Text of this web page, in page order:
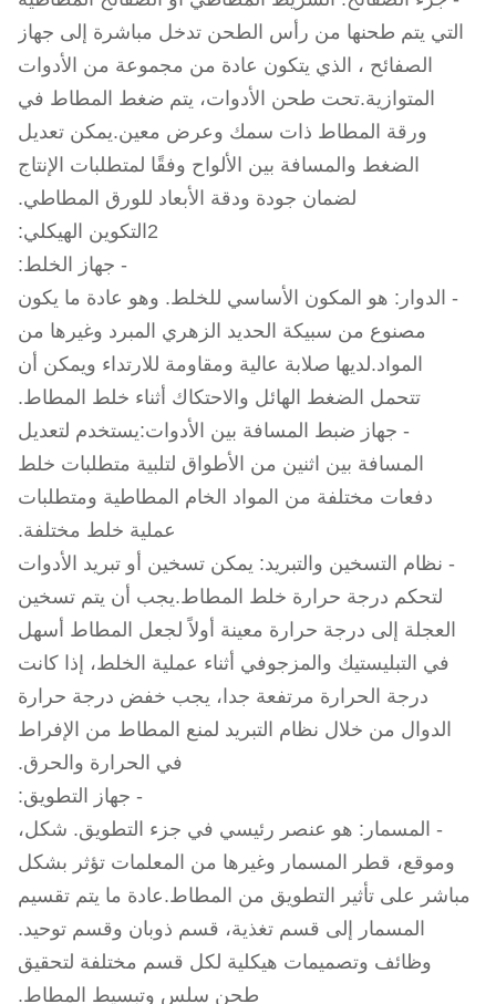
التي يتم طحنها من رأس الطحن تدخل مباشرة إلى جهاز
الصفائح ، الذي يتكون عادة من مجموعة من الأدوات
المتوازية.تحت طحن الأدوات، يتم ضغط المطاط في
ورقة المطاط ذات سمك وعرض معين.يمكن تعديل
الضغط والمسافة بين الألواح وفقًا لمتطلبات الإنتاج
لضمان جودة ودقة الأبعاد للورق المطاطي.
2التكوين الهيكلي:
- جهاز الخلط:
- الدوار: هو المكون الأساسي للخلط. وهو عادة ما يكون
مصنوع من سبيكة الحديد الزهري المبرد وغيرها من
المواد.لديها صلابة عالية ومقاومة للارتداء ويمكن أن
تتحمل الضغط الهائل والاحتكاك أثناء خلط المطاط.
- جهاز ضبط المسافة بين الأدوات:يستخدم لتعديل
المسافة بين اثنين من الأطواق لتلبية متطلبات خلط
دفعات مختلفة من المواد الخام المطاطية ومتطلبات
عملية خلط مختلفة.
- نظام التسخين والتبريد: يمكن تسخين أو تبريد الأدوات
لتحكم درجة حرارة خلط المطاط.يجب أن يتم تسخين
العجلة إلى درجة حرارة معينة أولاً لجعل المطاط أسهل
في التبليستيك والمزجوفي أثناء عملية الخلط، إذا كانت
درجة الحرارة مرتفعة جدا، يجب خفض درجة حرارة
الدوال من خلال نظام التبريد لمنع المطاط من الإفراط
في الحرارة والحرق.
- جهاز التطويق:
- المسمار: هو عنصر رئيسي في جزء التطويق. شكل،
وموقع، قطر المسمار وغيرها من المعلمات تؤثر بشكل
مباشر على تأثير التطويق من المطاط.عادة ما يتم تقسيم
المسمار إلى قسم تغذية، قسم ذوبان وقسم توحيد.
وظائف وتصميمات هيكلية لكل قسم مختلفة لتحقيق
طحن سلس وتبسيط المطاط.